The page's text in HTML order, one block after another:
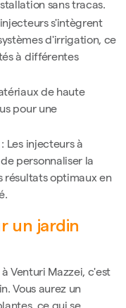
sans tracas.
injecteurs s'intègrent
d'irrigation, ce
à différentes
de haute
pour une
: Les injecteurs à
personnaliser la
résultats optimaux en
un jardin
Venturi Mazzei, c'est
Vous aurez un